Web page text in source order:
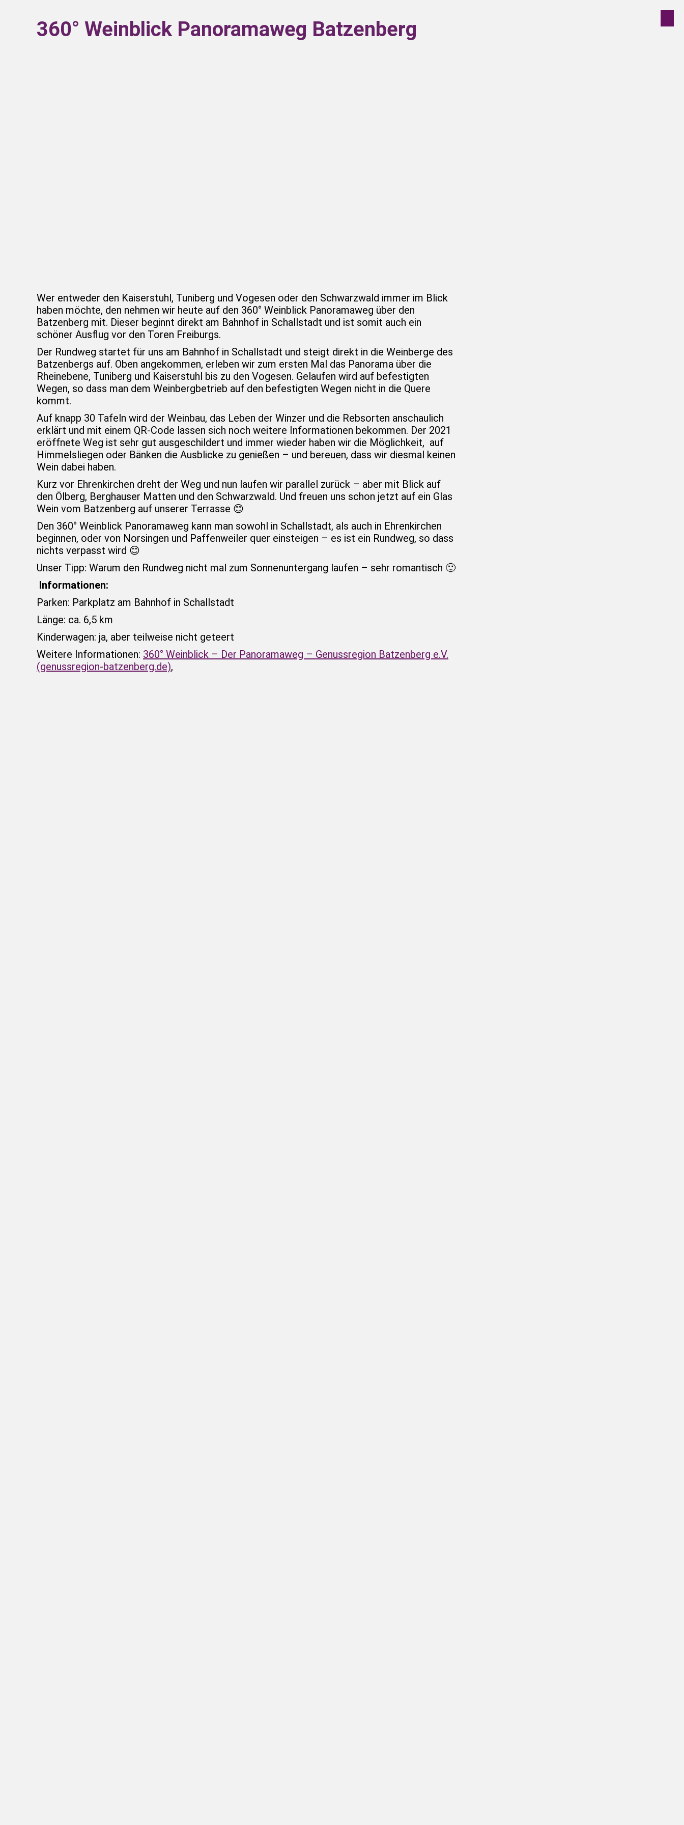
360° Weinblick Panoramaweg Batzenberg
Wer entweder den Kaiserstuhl, Tuniberg und Vogesen oder den Schwarzwald immer im Blick
haben möchte, den nehmen wir heute auf den 360° Weinblick Panoramaweg über den
Batzenberg mit. Dieser beginnt direkt am Bahnhof in Schallstadt und ist somit auch ein
schöner Ausflug vor den Toren Freiburgs.
Der Rundweg startet für uns am Bahnhof in Schallstadt und steigt direkt in die Weinberge des
Batzenbergs auf. Oben angekommen, erleben wir zum ersten Mal das Panorama über die
Rheinebene, Tuniberg und Kaiserstuhl bis zu den Vogesen. Gelaufen wird auf befestigten
Wegen, so dass man dem Weinbergbetrieb auf den befestigten Wegen nicht in die Quere
kommt.
Auf knapp 30 Tafeln wird der Weinbau, das Leben der Winzer und die Rebsorten anschaulich
erklärt und mit einem QR-Code lassen sich noch weitere Informationen bekommen. Der 2021
eröffnete Weg ist sehr gut ausgeschildert und immer wieder haben wir die Möglichkeit, auf
Himmelsliegen oder Bänken die Ausblicke zu genießen – und bereuen, dass wir diesmal keinen
Wein dabei haben.
Kurz vor Ehrenkirchen dreht der Weg und nun laufen wir parallel zurück – aber mit Blick auf
den Ölberg, Berghauser Matten und den Schwarzwald. Und freuen uns schon jetzt auf ein Glas
Wein vom Batzenberg auf unserer Terrasse 😊
Den 360° Weinblick Panoramaweg kann man sowohl in Schallstadt, als auch in Ehrenkirchen
beginnen, oder von Norsingen und Paffenweiler quer einsteigen – es ist ein Rundweg, so dass
nichts verpasst wird 😊
Unser Tipp: Warum den Rundweg nicht mal zum Sonnenuntergang laufen – sehr romantisch 🙂
Informationen:
Parken: Parkplatz am Bahnhof in Schallstadt
Länge: ca. 6,5 km
Kinderwagen: ja, aber teilweise nicht geteert
Weitere Informationen: 360° Weinblick – Der Panoramaweg – Genussregion Batzenberg e.V.
(genussregion-batzenberg.de),